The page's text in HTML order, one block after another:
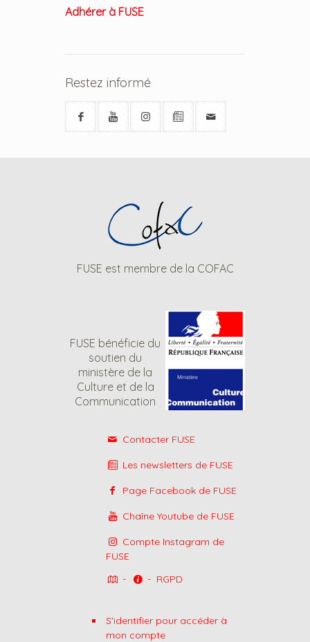
Adhérer à FUSE
Restez informé
FUSE est membre de la COFAC
FUSE bénéficie du
soutien du
ministère de la
Culture et de la
Communication
Contacter FUSE
Les newsletters de FUSE
Page Facebook de FUSE
Chaîne Youtube de FUSE
Compte Instagram de
FUSE
-
- RGPD
S'identifier pour accéder à
mon compte